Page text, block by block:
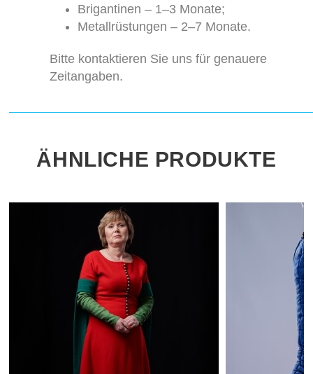
Brigantinen – 1–3 Monate;
Metallrüstungen – 2–7 Monate.
Bitte kontaktieren Sie uns für genauere
Zeitangaben.
ÄHNLICHE PRODUKTE